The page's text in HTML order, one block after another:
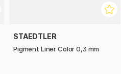
STAEDTLER
Pigment Liner Color 0,3 mm